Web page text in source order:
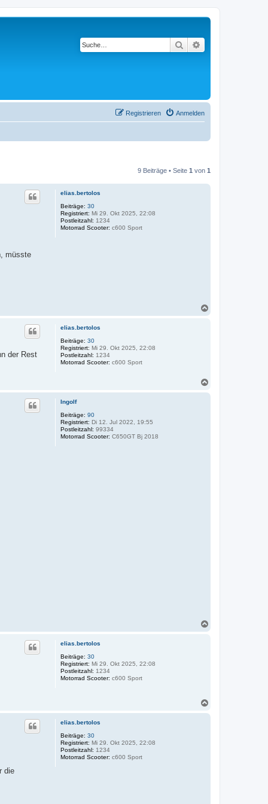
Suche
Anmelden
Registrieren
9 Beiträge • Seite 1 von 1
elias.bertolos
Beiträge: 30
Registriert: Mi 29. Okt 2025, 22:08
Postleitzahl: 1234
Motorrad Scooter: c600 Sport
müsste
elias.bertolos
Beiträge: 30
Registriert: Mi 29. Okt 2025, 22:08
Postleitzahl: 1234
Motorrad Scooter: c600 Sport
der Rest
Ingolf
Beiträge: 90
Registriert: Di 12. Jul 2022, 19:55
Postleitzahl: 99334
Motorrad Scooter: C650GT Bj 2018
elias.bertolos
Beiträge: 30
Registriert: Mi 29. Okt 2025, 22:08
Postleitzahl: 1234
Motorrad Scooter: c600 Sport
elias.bertolos
Beiträge: 30
Registriert: Mi 29. Okt 2025, 22:08
Postleitzahl: 1234
Motorrad Scooter: c600 Sport
die